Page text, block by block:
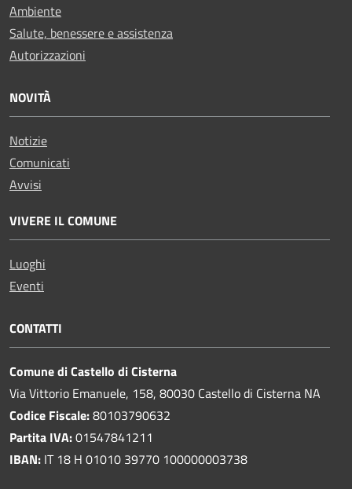
Ambiente
Salute, benessere e assistenza
Autorizzazioni
NOVITÀ
Notizie
Comunicati
Avvisi
VIVERE IL COMUNE
Luoghi
Eventi
CONTATTI
Comune di Castello di Cisterna
Via Vittorio Emanuele, 158, 80030 Castello di Cisterna NA
Codice Fiscale:80103790632
Partita IVA:01547841211
IBAN: IT 18 H 01010 39770 100000003738